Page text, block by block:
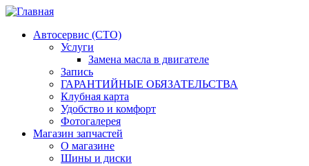
Автосервис (СТО)
Услуги
Замена масла в двигателе
Запись
ГАРАНТИЙНЫЕ ОБЯЗАТЕЛЬСТВА
Клубная карта
Удобство и комфорт
Фотогалерея
Магазин запчастей
О магазине
Шины и диски